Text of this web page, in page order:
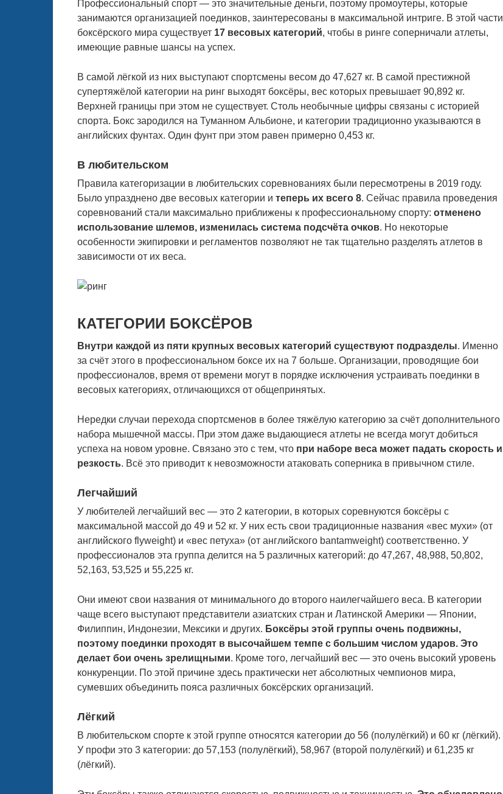
Профессиональный спорт — это значительные деньги, поэтому промоутеры, которые
занимаются организацией поединков, заинтересованы в максимальной интриге. В этой части
боксёрского мира существует 17 весовых категорий, чтобы в ринге соперничали атлеты,
имеющие равные шансы на успех.
В самой лёгкой из них выступают спортсмены весом до 47,627 кг. В самой престижной
супертяжёлой категории на ринг выходят боксёры, вес которых превышает 90,892 кг.
Верхней границы при этом не существует. Столь необычные цифры связаны с историей
спорта. Бокс зародился на Туманном Альбионе, и категории традиционно указываются в
английских фунтах. Один фунт при этом равен примерно 0,453 кг.
В любительском
Правила категоризации в любительских соревнованиях были пересмотрены в 2019 году.
Было упразднено две весовых категории и теперь их всего 8. Сейчас правила проведения
соревнований стали максимально приближены к профессиональному спорту: отменено
использование шлемов, изменилась система подсчёта очков. Но некоторые
особенности экипировки и регламентов позволяют не так тщательно разделять атлетов в
зависимости от их веса.
КАТЕГОРИИ БОКСЁРОВ
Внутри каждой из пяти крупных весовых категорий существуют подразделы. Именно
за счёт этого в профессиональном боксе их на 7 больше. Организации, проводящие бои
профессионалов, время от времени могут в порядке исключения устраивать поединки в
весовых категориях, отличающихся от общепринятых.
Нередки случаи перехода спортсменов в более тяжёлую категорию за счёт дополнительного
набора мышечной массы. При этом даже выдающиеся атлеты не всегда могут добиться
успеха на новом уровне. Связано это с тем, что при наборе веса может падать скорость и
резкость. Всё это приводит к невозможности атаковать соперника в привычном стиле.
Легчайший
У любителей легчайший вес — это 2 категории, в которых соревнуются боксёры с
максимальной массой до 49 и 52 кг. У них есть свои традиционные названия «вес мухи» (от
английского flyweight) и «вес петуха» (от английского bantamweight) соответственно. У
профессионалов эта группа делится на 5 различных категорий: до 47,267, 48,988, 50,802,
52,163, 53,525 и 55,225 кг.
Они имеют свои названия от минимального до второго наилегчайшего веса. В категории
чаще всего выступают представители азиатских стран и Латинской Америки — Японии,
Филиппин, Индонезии, Мексики и других. Боксёры этой группы очень подвижны,
поэтому поединки проходят в высочайшем темпе с большим числом ударов. Это
делает бои очень зрелищными. Кроме того, легчайший вес — это очень высокий уровень
конкуренции. По этой причине здесь практически нет абсолютных чемпионов мира,
сумевших объединить пояса различных боксёрских организаций.
Лёгкий
В любительском спорте к этой группе относятся категории до 56 (полулёгкий) и 60 кг (лёгкий).
У профи это 3 категории: до 57,153 (полулёгкий), 58,967 (второй полулёгкий) и 61,235 кг
(лёгкий).